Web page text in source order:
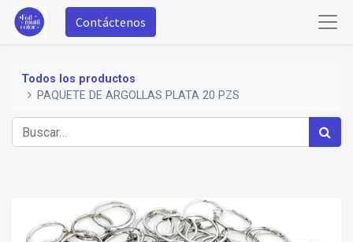
Contáctenos
Todos los productos
PAQUETE DE ARGOLLAS PLATA 20 PZS